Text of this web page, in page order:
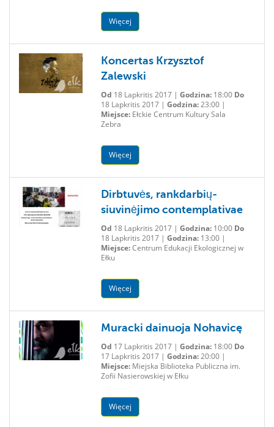
Więcej
Koncertas Krzysztof
Zalewski
Od 18 Lapkritis 2017 | Godzina:18:00 Do
18 Lapkritis 2017 | Godzina:23:00 |
Miejsce:Ełckie Centrum Kultury Sala
Zebra
Więcej
Dirbtuvės, rankdarbių-
siuvinėjimo contemplativae
Od 18 Lapkritis 2017 | Godzina:10:00 Do
18 Lapkritis 2017 | Godzina:13:00 |
Miejsce:Centrum Edukacji Ekologicznej w
Ełku
Więcej
Muracki dainuoja Nohavicę
Od 17 Lapkritis 2017 | Godzina:18:00 Do
17 Lapkritis 2017 | Godzina:20:00 |
Miejsce:Miejska Biblioteka Publiczna im.
Zofii Nasierowskiej w Ełku
Więcej